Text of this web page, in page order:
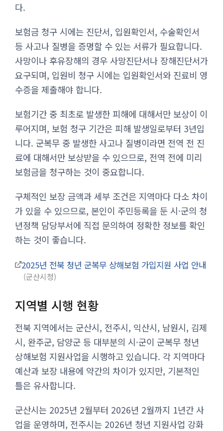
다.
보험금 청구 시에는 진단서, 입원확인서, 수술확인서
등 사고나 질병을 증명할 수 있는 서류가 필요합니다.
사망이나 후유장해의 경우 사망진단서나 장해진단서가
요구되며, 입원비 청구 시에는 입원확인서와 진료비 영
수증을 제출해야 합니다.
보험기간 중 최초로 발생한 피해에 대해서만 보상이 이
루어지며, 보험 청구 기간은 피해 발생일로부터 3년입
니다. 군복무 중 발생한 사고나 질병이라면 전역 전 진
료에 대해서만 보상받을 수 있으므로, 전역 전에 미리
보험금을 청구하는 것이 중요합니다.
구체적인 보장 금액과 세부 조건은 지역마다 다소 차이
가 있을 수 있으므로, 본인이 주민등록을 둔 시·군의 청
년정책 담당부서에 직접 문의하여 정확한 정보를 확인
하는 것이 좋습니다.
2025년 전북 청년 군복무 상해보험 가입지원 사업 안내
군산시청
지역별 시행 현황
전북 지역에서는 군산시, 전주시, 익산시, 남원시, 김제
시, 완주군, 담양군 등 대부분의 시·군이 군복무 청년
상해보험 지원사업을 시행하고 있습니다. 각 지역마다
예산과 보장 내용에 약간의 차이가 있지만, 기본적인
틀은 유사합니다.
군산시는 2025년 2월부터 2026년 2월까지 1년간 사
업을 운영하며, 전주시는 2026년 청년 지원사업 강화